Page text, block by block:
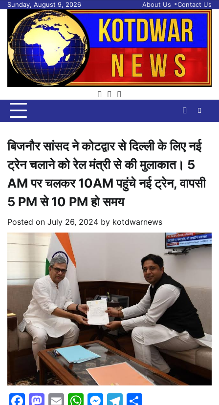
Skip
content
Sunday, August 9, 2026 About Us Contact Us
facebook
twitter
youtube
बिजनौर सांसद ने कोटद्वार से दिल्ली के लिए नई
ट्रेन चलाने को रेल मंत्री से की मुलाकात। 5
AM पर चलकर 10AM पहुंचे नई ट्रेन, वापसी
5 PM से 10 PM हो समय
Posted on July 26, 2024 by kotdwarnews
Facebook
Mastodon
EmailWhatsApp
Messenger
Telegram